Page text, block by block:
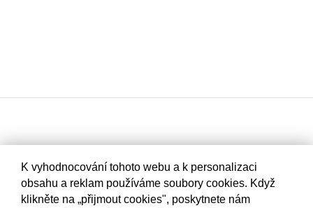
K vyhodnocování tohoto webu a k personalizaci
obsahu a reklam používáme soubory cookies. Když
klikněte na „přijmout cookies", poskytnete nám